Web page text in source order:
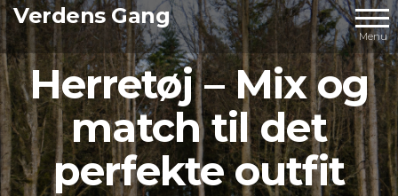
Videre
til
indhold
Verdens Gang
Menu
Herretøj – Mix og
match til det
perfekte outfit